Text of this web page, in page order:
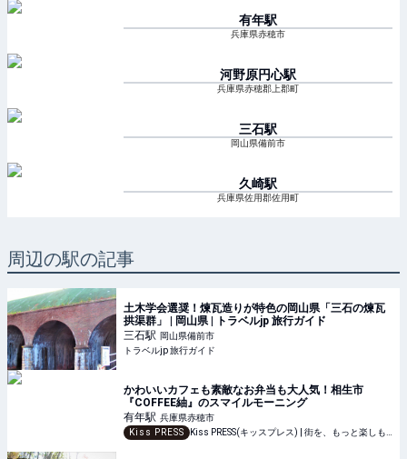
有年駅
兵庫県赤穂市
河野原円心駅
兵庫県赤穂郡上郡町
三石駅
岡山県備前市
久崎駅
兵庫県佐用郡佐用町
周辺の駅の記事
土木学会選奨！煉瓦造りが特色の岡山県「三石の煉瓦
拱渠群」 | 岡山県 | トラベルjp 旅行ガイド
三石駅 岡山県備前市
トラベルjp 旅行ガイド
かわいいカフェも素敵なお弁当も大人気！相生市
『COFFEE紬』のスマイルモーニング
有年駅 兵庫県赤穂市
Kiss PRESS